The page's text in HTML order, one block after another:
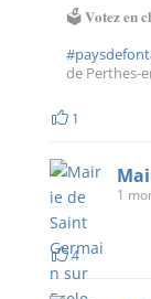
🗳 𝐕𝐨𝐭𝐞𝐳 𝐞𝐧
de Perthes-
1
1
4